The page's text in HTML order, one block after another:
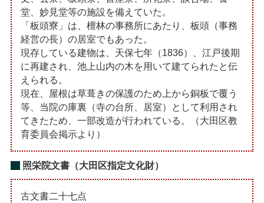
堂、妙見堂等の施設を備えていた。
「板頭寮」は、檀林の事務所にあたり、板頭（事務
経営の長）の居室でもあった。
現存している建物は、天保七年（1836）、江戸後期
に再建され、池上山内の木を用いて建てられたと伝
えられる。
現在、屋根は草葺きの保護のため上から銅板で覆う
等、当院の庫裏（寺の台所、居室）として利用され
てきたため、一部改造が行われている。（大田区教
育委員会掲示より）
照栄院文書（大田区指定文化財）
古文書二十七点